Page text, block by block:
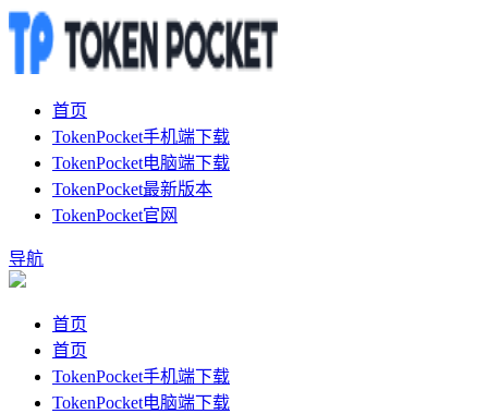
首页
TokenPocket手机端下载
TokenPocket电脑端下载
TokenPocket最新版本
TokenPocket官网
导航
首页
首页
TokenPocket手机端下载
TokenPocket电脑端下载